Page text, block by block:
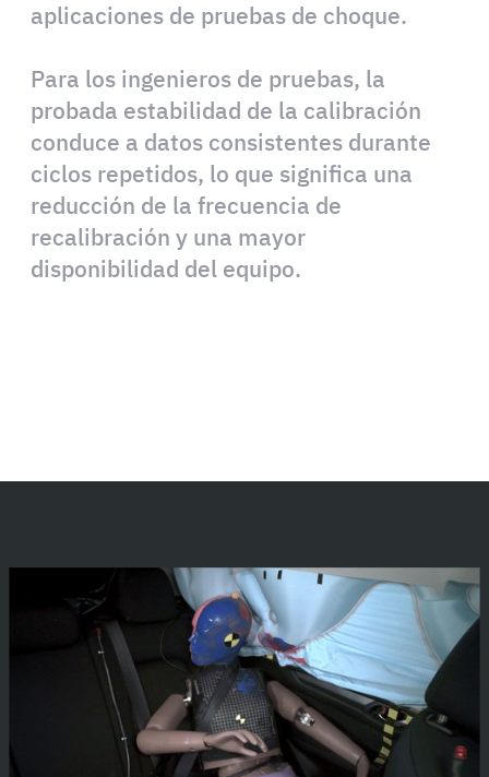
aplicaciones de pruebas de choque.
Para los ingenieros de pruebas, la
probada estabilidad de la calibración
conduce a datos consistentes durante
ciclos repetidos, lo que significa una
reducción de la frecuencia de
recalibración y una mayor
disponibilidad del equipo.